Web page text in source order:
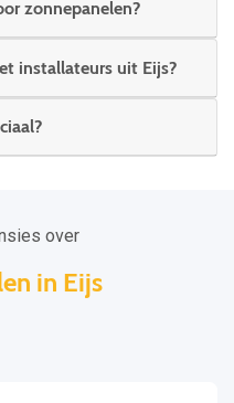
zonnepanelen?
installateurs uit Eijs?
over
in Eijs